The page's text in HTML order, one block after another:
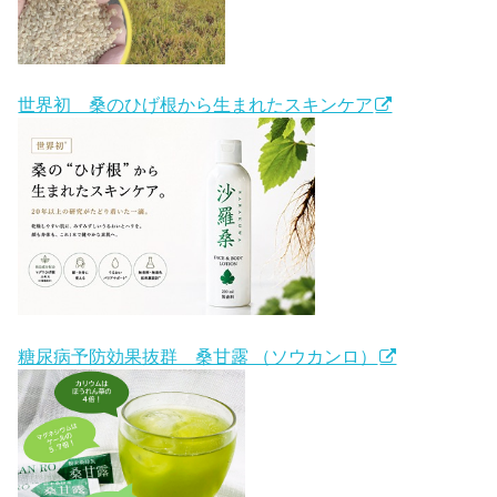
世界初 桑のひげ根から生まれたスキンケア
糖尿病予防効果抜群 桑甘露 （ソウカンロ）